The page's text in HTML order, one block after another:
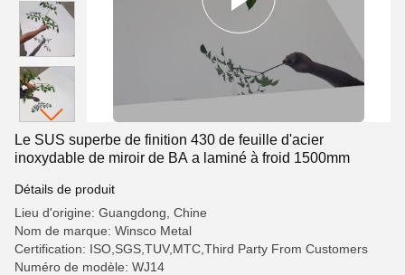
Le SUS superbe de finition 430 de feuille d'acier
inoxydable de miroir de BA a laminé à froid 1500mm
Détails de produit
Lieu d'origine: Guangdong, Chine
Nom de marque: Winsco Metal
Certification: ISO,SGS,TUV,MTC,Third Party From Customers
Numéro de modèle: WJ14